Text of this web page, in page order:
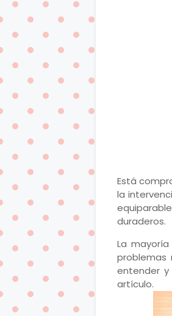
Está
la
duraderos.
La
problemas
entender
artículo.